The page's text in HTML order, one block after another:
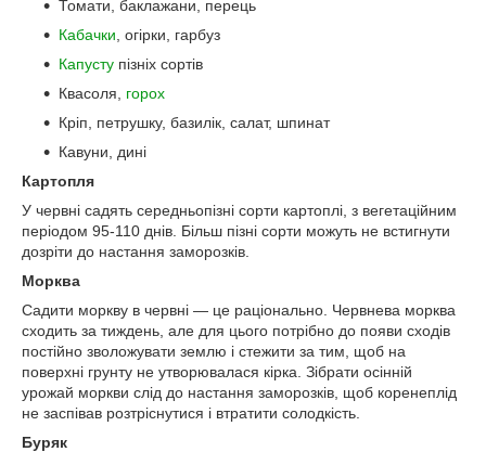
Томати, баклажани, перець
Кабачки , огірки, гарбуз
Капусту пізніх сортів
Квасоля, горох
Кріп, петрушку, базилік, салат, шпинат
Кавуни, дині
Картопля
У червні садять середньопізні сорти картоплі, з вегетаційним
періодом 95-110 днів. Більш пізні сорти можуть не встигнути
дозріти до настання заморозків.
Морква
Садити моркву в червні — це раціонально. Червнева морква
сходить за тиждень, але для цього потрібно до появи сходів
постійно зволожувати землю і стежити за тим, щоб на
поверхні грунту не утворювалася кірка. Зібрати осінній
урожай моркви слід до настання заморозків, щоб коренеплід
не заспівав розтріснутися і втратити солодкість.
Буряк